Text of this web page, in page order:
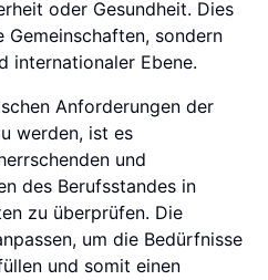
oder Gesundheit. Dies
sondern
internationaler Ebene.
Anforderungen der
werden, ist es
und
des Berufsstandes in
zu überprüfen. Die
um die Bedürfnisse
und somit einen